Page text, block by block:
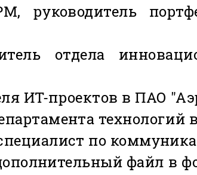
руководитель
отдела
ИТ-проектов в ПАО
технологий
по
файл в